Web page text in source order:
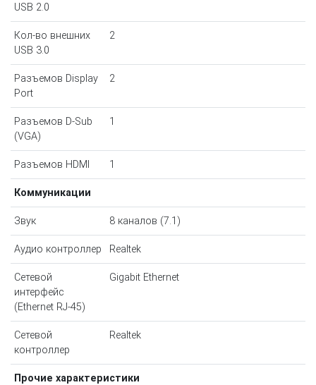
USB 2.0
Кол-во внешних
USB 3.0
2
Разъемов Display
Port
2
Разъемов D-Sub
(VGA)
1
Разъемов HDMI 1
Коммуникации
Звук 8 каналов (7.1)
Аудио контроллер Realtek
Сетевой
интерфейс
(Ethernet RJ-45)
Gigabit Ethernet
Сетевой
контроллер
Realtek
Прочие характеристики